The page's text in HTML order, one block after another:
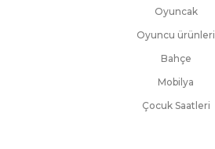
Oyuncak
Oyuncu ürünleri
Bahçe
Mobilya
Çocuk Saatleri